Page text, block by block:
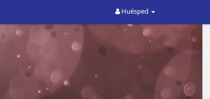
Huésped